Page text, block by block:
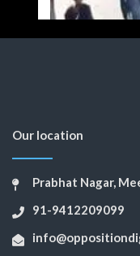
Our location
Prabhat Nagar,
91-9412209099